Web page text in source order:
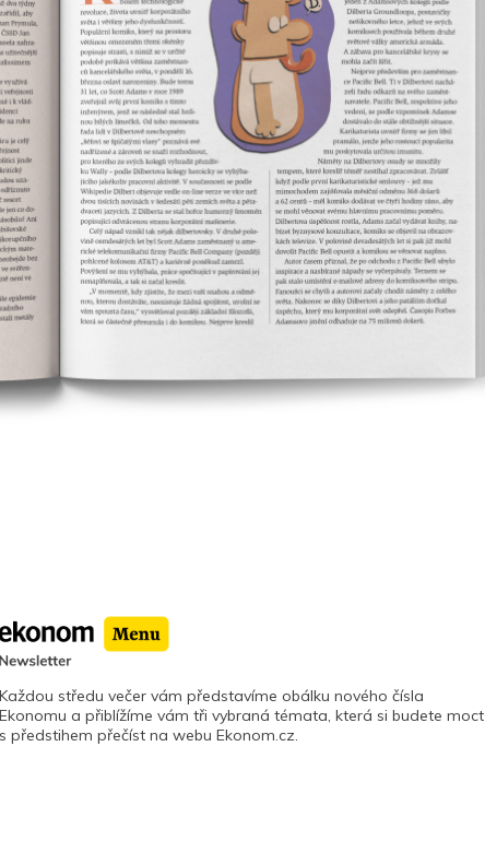
Každou středu večer vám představíme obálku nového čísla
Ekonomu a přiblížíme vám tři vybraná témata, která si budete moct
s předstihem přečíst na webu Ekonom.cz.